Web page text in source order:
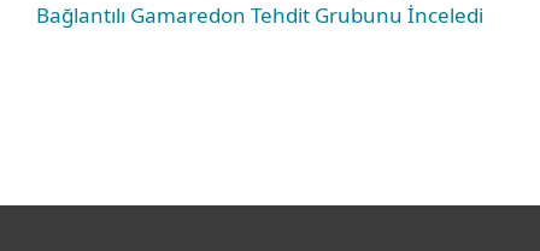
Bağlantılı Gamaredon Tehdit Grubunu İnceledi